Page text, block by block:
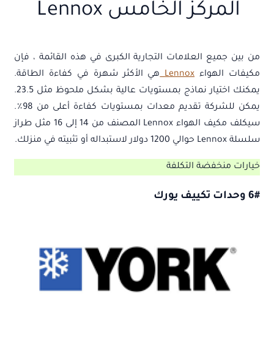
المركز الخامس Lennox
من بين جميع العلامات التجارية الكبرى في هذه القائمة ، فإن
مكيفات الهواء Lennox هي الأكثر شهرة في كفاءة الطاقة.
يمكنك اختيار نماذج بمستويات عالية بشكل ملحوظ مثل 23.5.
يمكن للشركة تقديم معدات بمستويات كفاءة أعلى من 98٪.
سيكلف مكيف الهواء Lennox المصنف من 14 إلى 16 مثل طراز
سلسلة Lennox حوالي 1200 دولار لاستبداله أو تثبيته في منزلك.
خيارات منخفضة التكلفة
6# وحدات تكييف يورك